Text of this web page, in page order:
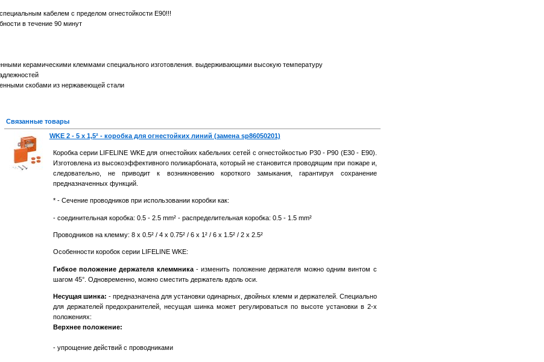
кабелем с пределом огнестойкости Е90!!!
в течение 90 минут
керамическими клеммами специального изготовления. выдерживающими высокую температуру
скобами из нержавеющей стали
Связанные товары
WKE 2 - 5 x 1,5² - коробка для огнестойких линий (замена sp86050201)
Коробка серии LIFELINE WKE для огнестойких кабельних сетей с огнестойкостью Р30 - Р90 (E30 - E90).
Изготовлена из высокоэффективного поликарбоната, который не становится проводящим при пожаре и,
следовательно, не приводит к возникновению короткого замыкания, гарантируя сохранение
предназначенных функций.
* - Сечение проводников при использовании коробки как:
- соединительная коробка: 0.5 - 2.5 mm² - распределительная коробка: 0.5 - 1.5 mm²
Проводников на клемму: 8 x 0.5² / 4 x 0.75² / 6 x 1² / 6 x 1.5² / 2 x 2.5²
Особенности коробок серии LIFELINE WKE:
Гибкое положение держателя клеммника- изменить положение держателя можно одним винтом с
шагом 45°. Одновременно, можно сместить держатель вдоль оси.
Несущая шинка: - предназначена для установки одинарных, двойных клемм и держателей. Специально
для держателей предохранителей, несущая шинка может регулироваться по высоте установки в 2-х
положениях:
Верхнее положение:
- упрощение действий с проводниками